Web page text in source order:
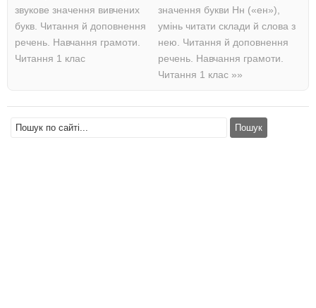
звукове значення вивчених
букв. Читання й доповнення
речень. Навчання грамоти.
Читання 1 клас
значення букви Нн («ен»),
умінь читати склади й слова з
нею. Читання й доповнення
речень. Навчання грамоти.
Читання 1 клас »»